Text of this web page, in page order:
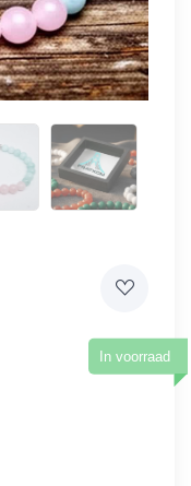
In voorraad